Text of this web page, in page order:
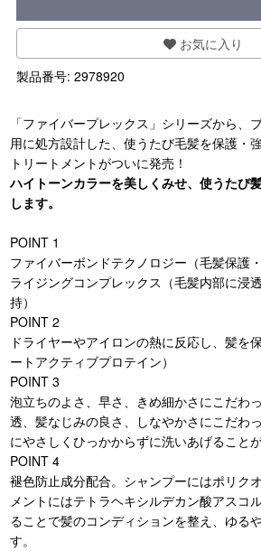
お気に入り
製品番号: 2978920
「ファイバープレックス」シリーズから、
用に処方設計した、使うたび毛髪を保護・
トリートメントがついに発売！
ハイトーンカラーを美しくみせ、使うたび
します。
POINT 1
ファイバーボンドテクノロジー（毛髪保護
ライジングコンプレックス（毛髪内部に浸
持）
POINT 2
ドライヤーやアイロンの熱に反応し、髪を
ートアクティブプロテイン）
POINT 3
泡立ちのよさ、早さ、きめ細かさにこだわ
透、髪なじみの良さ、しなやかさにこだわ
にやさしくひっかからずに洗いあげることが
POINT 4
褪色防止成分配合。シャンプーにはポリク
メントにはテトラヘキシルデカン酸アスコ
ることで髪のコンディションを整え、ゆる
す。